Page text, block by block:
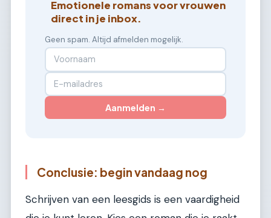
Emotionele romans voor vrouwen
direct in je inbox.
Geen spam. Altijd afmelden mogelijk.
Aanmelden →
Conclusie: begin vandaag nog
Schrijven van een leesgids is een vaardigheid